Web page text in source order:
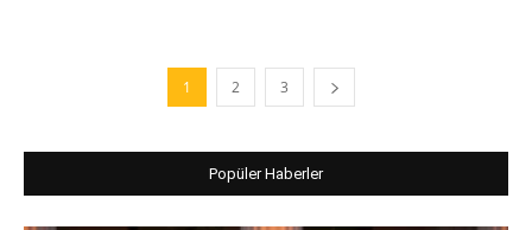
1 2 3
Popüler Haberler